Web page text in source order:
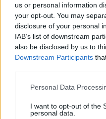
us or personal information
your opt-out. You may
disclosure of your personal
IAB’s list of downstream
also be disclosed by us to
Downstream Participants
Please note that this
not limited to your visit or
grant or deny consent to
Personal Data
I want to opt-out of the
personal data.
Pol stoletja glasbe na tromeji:
Graška Gora obeležuje 50.